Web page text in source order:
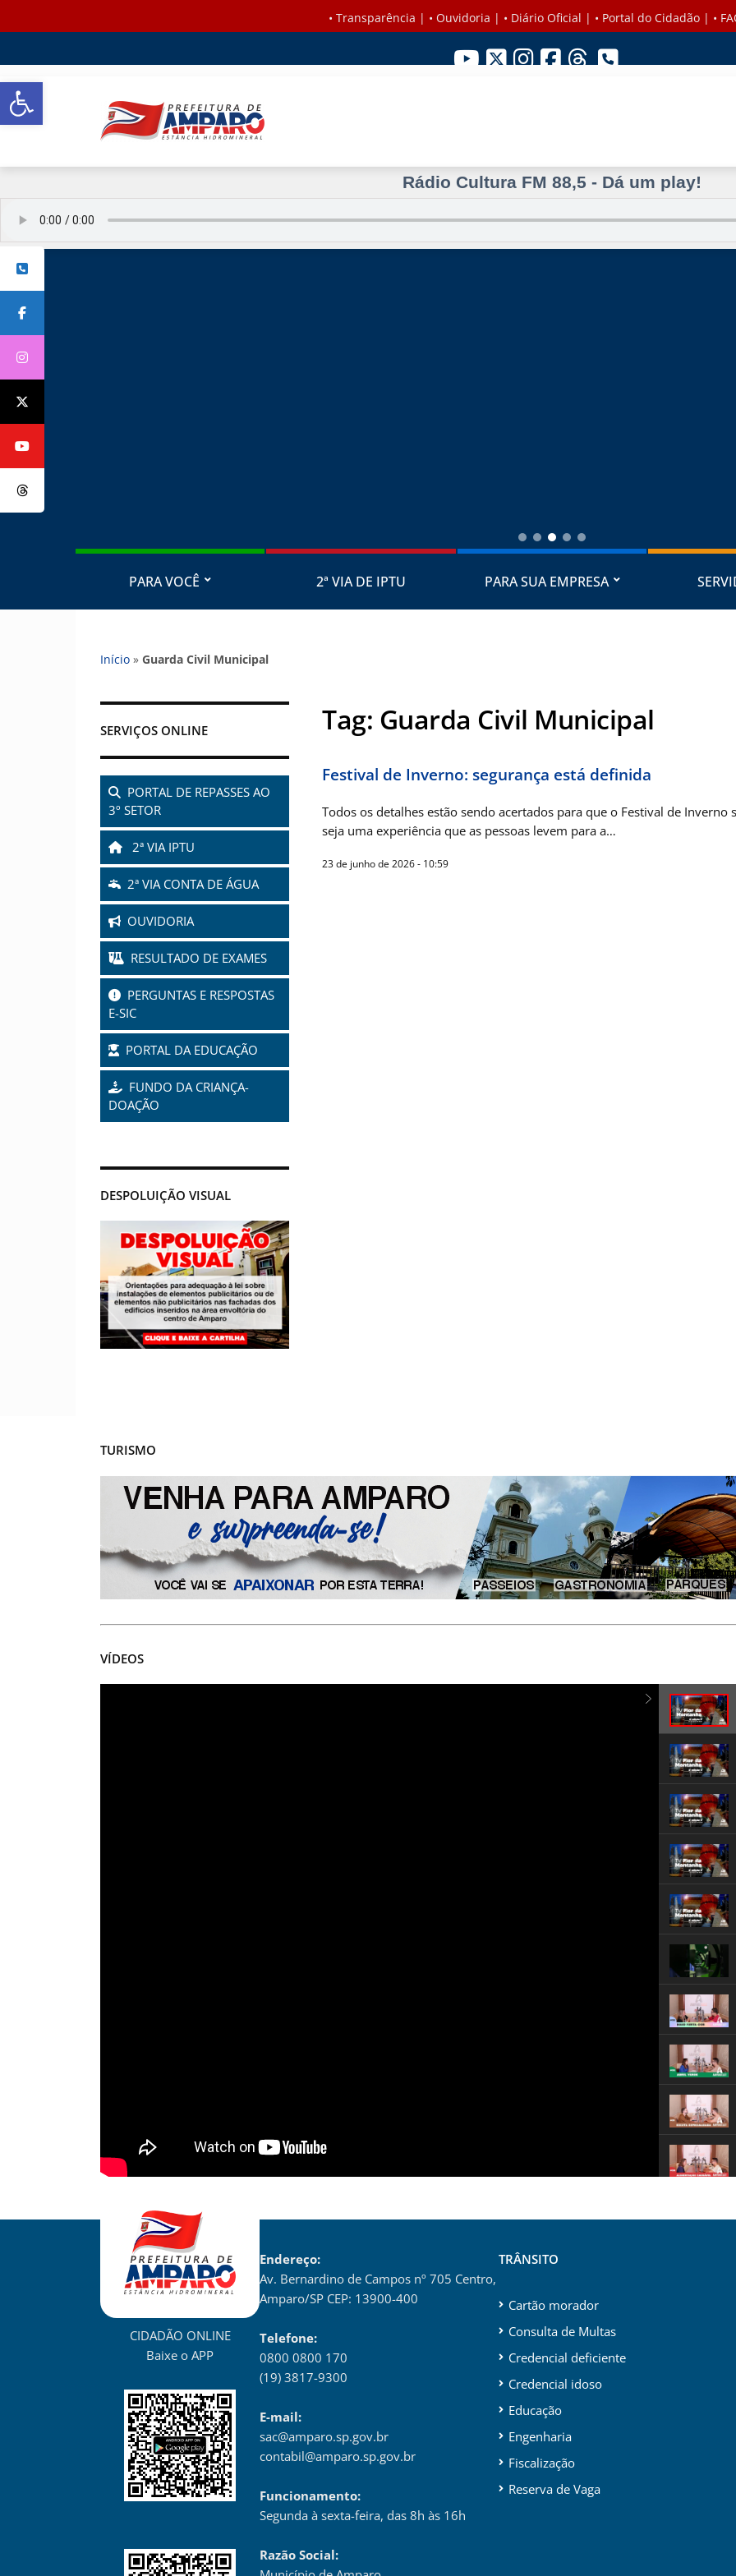
Barra de Ferramentas Aberta
Rádio Cultura FM 88,5 - Dá um play!
PARA VOCÊ 2ª VIA DE IPTU PARA SUA EMPRESA
Início » Guarda Civil Municipal
SERVIÇOS ONLINE
PORTAL DE REPASSES AO
3º SETOR
2ª VIA IPTU
2ª VIA CONTA DE ÁGUA
OUVIDORIA
RESULTADO DE EXAMES
PERGUNTAS E RESPOSTAS
E-SIC
PORTAL DA EDUCAÇÃO
FUNDO DA CRIANÇA-
DOAÇÃO
DESPOLUIÇÃO VISUAL
Tag: Guarda Civil Municipal
Festival de Inverno: segurança está definida
Todos os detalhes estão sendo acertados para que o Festival de
seja uma experiência que as pessoas levem para a…
23 de junho de 2026 - 10:59
TURISMO
VÍDEOS
CIDADÃO ONLINE
Baixe o APP
Endereço:
Av. Bernardino de Campos nº 705 Centro,
Amparo/SP CEP: 13900-400
Telefone:
0800 0800 170
(19) 3817-9300
E-mail:
sac@amparo.sp.gov.br
contabil@amparo.sp.gov.br
Funcionamento:
Segunda à sexta-feira, das 8h às 16h
Razão Social:
TRÂNSITO
Cartão morador
Consulta de Multas
Credencial deficiente
Credencial idoso
Educação
Engenharia
Fiscalização
Reserva de Vaga
• Transparência | • Ouvidoria | • Diário Oficial | • Portal do Cidadão | •